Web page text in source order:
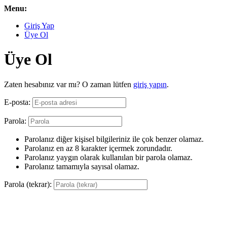
Menu:
Giriş Yap
Üye Ol
Üye Ol
Zaten hesabınız var mı? O zaman lütfen giriş yapın.
E-posta:
Parola:
Parolanız diğer kişisel bilgileriniz ile çok benzer olamaz.
Parolanız en az 8 karakter içermek zorundadır.
Parolanız yaygın olarak kullanılan bir parola olamaz.
Parolanız tamamıyla sayısal olamaz.
Parola (tekrar):